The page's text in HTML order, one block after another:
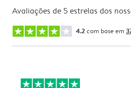
Avaliações de 5 estrelas dos
4.2com base em